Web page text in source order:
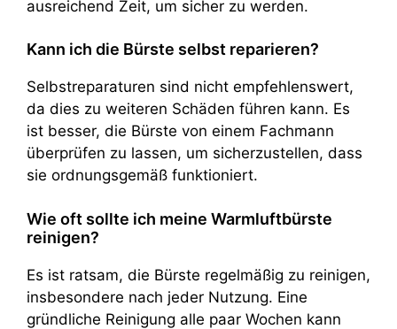
ausreichend Zeit, um sicher zu werden.
Kann ich die Bürste selbst reparieren?
Selbstreparaturen sind nicht empfehlenswert,
da dies zu weiteren Schäden führen kann. Es
ist besser, die Bürste von einem Fachmann
überprüfen zu lassen, um sicherzustellen, dass
sie ordnungsgemäß funktioniert.
Wie oft sollte ich meine Warmluftbürste
reinigen?
Es ist ratsam, die Bürste regelmäßig zu reinigen,
insbesondere nach jeder Nutzung. Eine
gründliche Reinigung alle paar Wochen kann